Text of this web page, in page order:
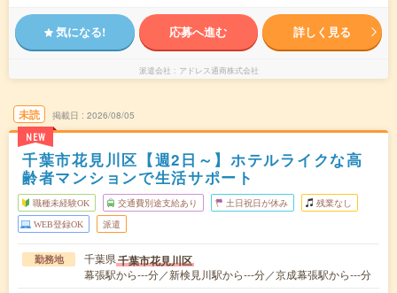
気になる! 応募へ進む 詳しく見る
派遣会社 アドレス通商株式会社
未読
NEW
掲載日 2026/08/05
千葉市花見川区【週2日～】ホテルライクな高
齢者マンションで生活サポート
職種未経験OK 交通費別途支給あり 土日祝日が休み 残業なし
WEB登録OK 派遣
勤務地 千葉県千葉市花見川区
幕張駅から---分／新検見川駅から---分／京成幕張駅から---分